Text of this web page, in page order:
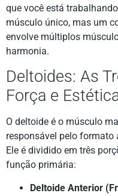
que você está
músculo único, mas um
envolve múltiplos
harmonia.
Deltoides: As
Força e
O deltoide é o músculo
responsável pelo formato
Ele é dividido em três
função primária:
Deltoide Anterior